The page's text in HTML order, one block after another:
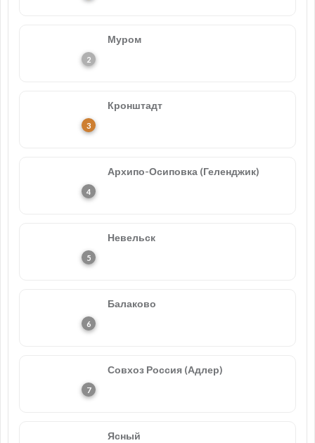
Муром
Кронштадт
Архипо-Осиповка (Геленджик)
Невельск
Балаково
Совхоз Россия (Адлер)
Ясный